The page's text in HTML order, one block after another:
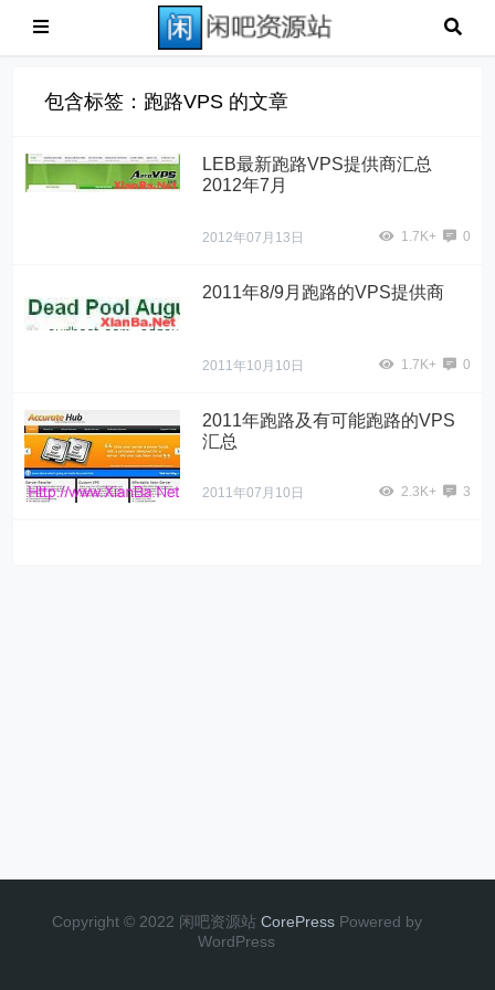
包含标签：跑路VPS 的文章
LEB最新跑路VPS提供商汇总
2012年7月
2012年07月13日 1.7K+ 0
2011年8/9月跑路的VPS提供商
2011年10月10日 1.7K+ 0
2011年跑路及有可能跑路的VPS
汇总
2011年07月10日 2.3K+ 3
Copyright © 2022 闲吧资源站 CorePress Powered by
WordPress